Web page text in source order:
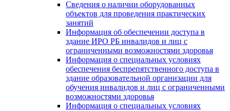
Сведения о наличии оборудованных
объектов для проведения практических
занятий
Информация об обеспечении доступа в
здание ИРО РБ инвалидов и лиц с
ограниченными возможностями здоровья
Информация о специальных условиях
обеспечения беспрепятственного доступа в
здание образовательной организации для
обучения инвалидов и лиц с ограниченными
возможностями здоровья
Информация о специальных условиях